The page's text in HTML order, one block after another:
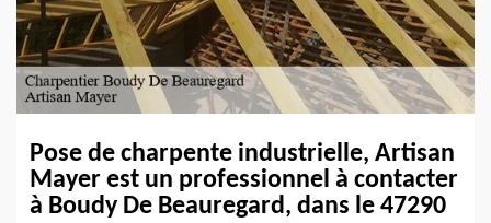
Pose de charpente industrielle, Artisan
Mayer est un professionnel à contacter
à Boudy De Beauregard, dans le 47290